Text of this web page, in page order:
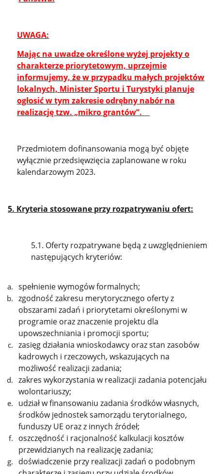
UWAGA:
Mając na uwadze określone wyżej projekty o
charakterze priorytetowym, uprzejmie
informujemy, że w przypadku małych projektów
lokalnych, Minister Sportu i Turystyki planuje
ogłosić w tym zakresie odrębny nabór na
realizację tzw. „mikro grantów”.
Przedmiotem dofinansowania mogą być objęte
wyłącznie przedsięwzięcia zaplanowane w roku
kalendarzowym 2023.
5. Kryteria stosowane przy rozpatrywaniu ofert:
5.1. Oferty rozpatrywane będą z uwzględnieniem
następujących kryteriów:
spełnienie wymogów formalnych;
zgodność zakresu merytorycznego oferty z
obszarami zadań i priorytetami określonymi w
programie oraz znaczenie projektu dla
upowszechniania i promocji sportu;
zasięg działania wnioskodawcy oraz stan zasobów
kadrowych i rzeczowych, wskazujących na
możliwość realizacji zadania;
zakres wykorzystania w realizacji zadania potencjału
wolontariuszy;
udział w finansowaniu zadania środków własnych,
środków jednostek samorządu terytorialnego,
funduszy UE oraz z innych źródeł;
oszczędność i racjonalność kalkulacji kosztów
przewidzianych na realizację zadania;
doświadczenie przy realizacji zadań o podobnym